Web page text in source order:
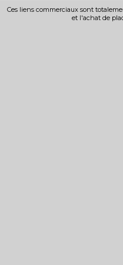
Ces liens commerciaux sont
et l'achat de